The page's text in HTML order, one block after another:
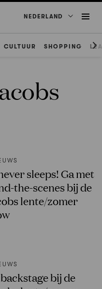
NEDERLAND
CULTUUR SHOPPING
sleeps! Ga met
the-scenes bij de
lente/zomer
bij de